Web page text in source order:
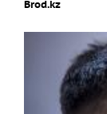
Brod.kz